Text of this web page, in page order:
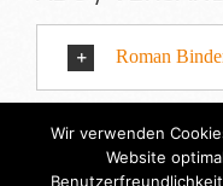
Roman
Wir verwenden
Website